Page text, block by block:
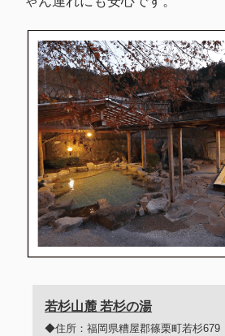
若杉山麓 若杉の湯
◆住所：福岡県糟屋郡篠栗町若杉679